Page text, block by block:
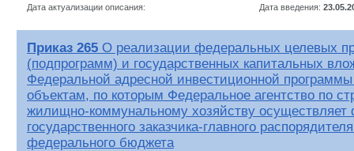
Дата актуализации описания:
Дата введения:
Приказ 265 О реализации федеральных целевых
(подпрограмм) и государственных капитальных
Федеральной адресной инвестиционной
объектам, по которым Федеральное агентство по
жилищно-коммунальному хозяйству осуществляет
государственного заказчика-главного
федерального бюджета